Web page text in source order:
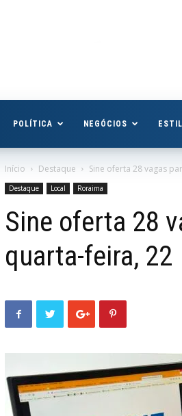
POLÍTICA NEGÓCIOS
Início Destaque Sine oferta 28 vagas
Destaque Local Roraima
Sine oferta 28
quarta-feira, 22